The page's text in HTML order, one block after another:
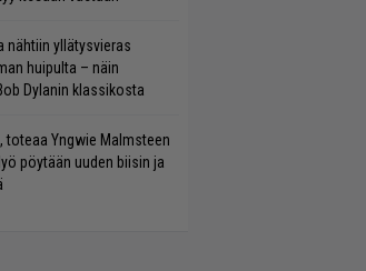
nähtiin yllätysvieras
huipulta – näin
Dylanin klassikosta
toteaa Yngwie Malmsteen
pöytään uuden biisin ja